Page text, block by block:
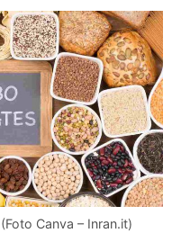
Canva – Inran.it)